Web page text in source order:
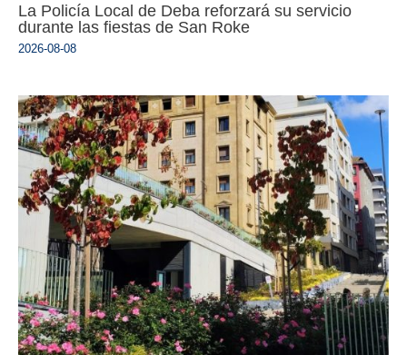
La Policía Local de Deba reforzará su servicio
durante las fiestas de San Roke
2026-08-08